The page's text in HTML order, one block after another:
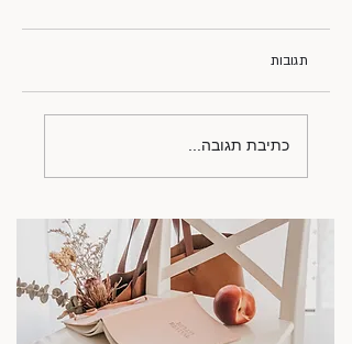
ונהדרות
תגובות
כתיבת תגובה...